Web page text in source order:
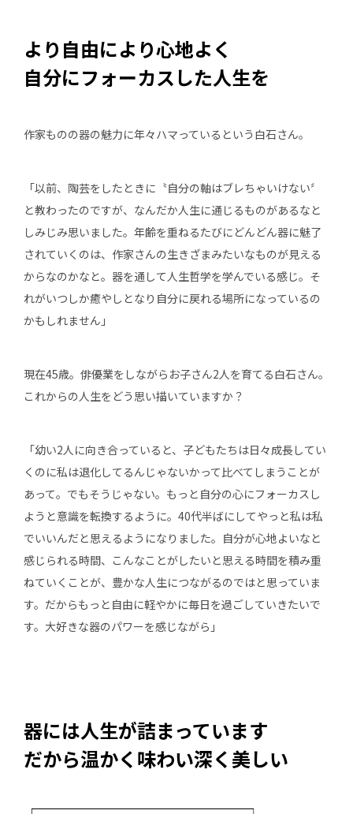
より自由により心地よく
自分にフォーカスした人生を
作家ものの器の魅力に年々ハマっているという白石さん。
「以前、陶芸をしたときに〝自分の軸はブレちゃいけない〞
と教わったのですが、なんだか人生に通じるものがあるなと
しみじみ思いました。年齢を重ねるたびにどんどん器に魅了
されていくのは、作家さんの生きざまみたいなものが見える
からなのかなと。器を通して人生哲学を学んでいる感じ。そ
れがいつしか癒やしとなり自分に戻れる場所になっているの
かもしれません」
現在45歳。俳優業をしながらお子さん2人を育てる白石さん。
これからの人生をどう思い描いていますか？
「幼い2人に向き合っていると、子どもたちは日々成長してい
くのに私は退化してるんじゃないかって比べてしまうことが
あって。でもそうじゃない。もっと自分の心にフォーカスし
ようと意識を転換するように。40代半ばにしてやっと私は私
でいいんだと思えるようになりました。自分が心地よいなと
感じられる時間、こんなことがしたいと思える時間を積み重
ねていくことが、豊かな人生につながるのではと思っていま
す。だからもっと自由に軽やかに毎日を過ごしていきたいで
す。大好きな器のパワーを感じながら」
器には人生が詰まっています
だから温かく味わい深く美しい